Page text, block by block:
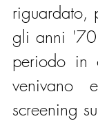
riguardato,
gli anni
periodo in
venivano
screening